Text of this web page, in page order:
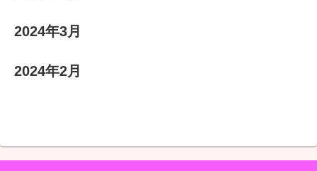
2024年3月
2024年2月